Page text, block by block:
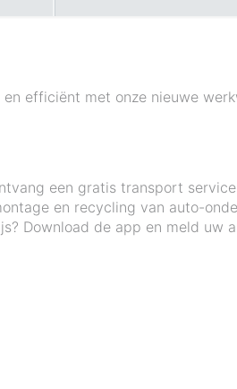
efficiënt met onze nieuwe
een gratis transport
en recycling van auto-
Download de app en meld uw